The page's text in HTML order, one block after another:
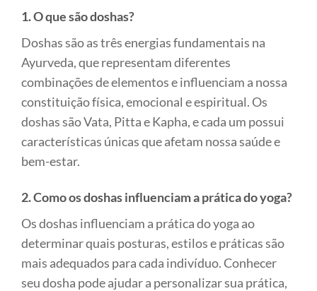
1. O que são doshas?
Doshas são as três energias fundamentais na
Ayurveda, que representam diferentes
combinações de elementos e influenciam a nossa
constituição física, emocional e espiritual. Os
doshas são Vata, Pitta e Kapha, e cada um possui
características únicas que afetam nossa saúde e
bem-estar.
2. Como os doshas influenciam a prática do yoga?
Os doshas influenciam a prática do yoga ao
determinar quais posturas, estilos e práticas são
mais adequados para cada indivíduo. Conhecer
seu dosha pode ajudar a personalizar sua prática,